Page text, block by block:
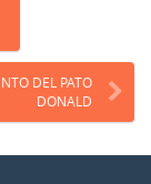
DEL PATO
DONALD